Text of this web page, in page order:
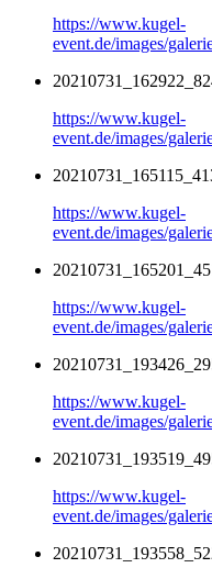
https://www.kugel-
event.de/images/
https://www.kugel-
event.de/images/
https://www.kugel-
event.de/images/
https://www.kugel-
event.de/images/
https://www.kugel-
event.de/images/
https://www.kugel-
event.de/images/